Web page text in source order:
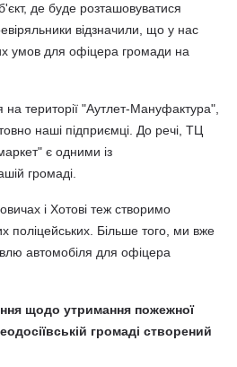
де буде розташовуватися
відзначили, що у нас
умов для офіцера громади на
території "Аутлет-Мануфактура",
наші підприємці. До речі, ТЦ
є одними із
громаді.
і Хотові теж створимо
поліцейських. Більше того, ми вже
автомобіля для офіцера
щодо утримання пожежної
громаді створений